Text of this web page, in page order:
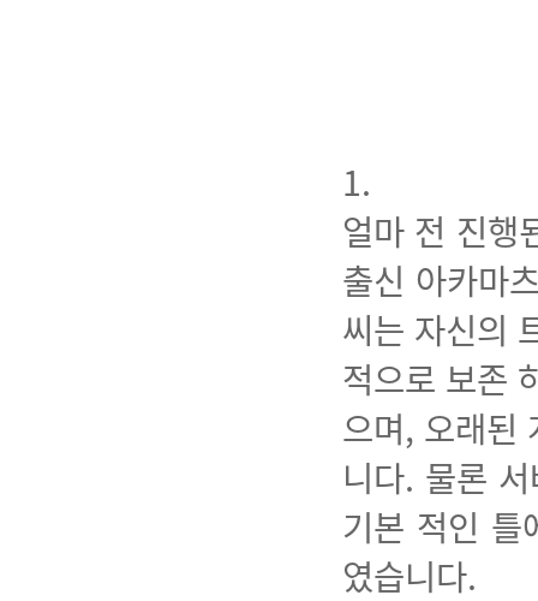
1.
얼마 전 진행
출신 아카마
씨는 자신의
적으로 보존
으며, 오래된
니다. 물론
기본 적인 틀
였습니다.